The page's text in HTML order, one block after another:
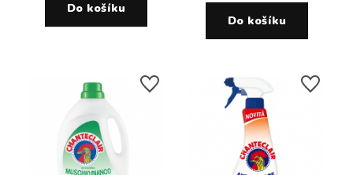
Do košíku
Do košíku